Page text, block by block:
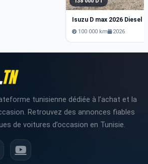
Isuzu D max 2026 Diesel
100 000 km 2026
tunisienne dédiée à l’achat et la
Retrouvez des annonces fiables
de voitures d’occasion en Tunisie.